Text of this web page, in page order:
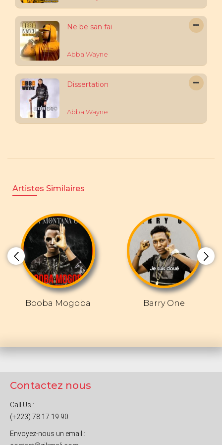
Ne be san fai
Abba Wayne
Dissertation
Abba Wayne
Artistes Similaires
Booba Mogoba Barry One
Contactez nous
Call Us :
(+223) 78 17 19 90
Envoyez-nous un email :